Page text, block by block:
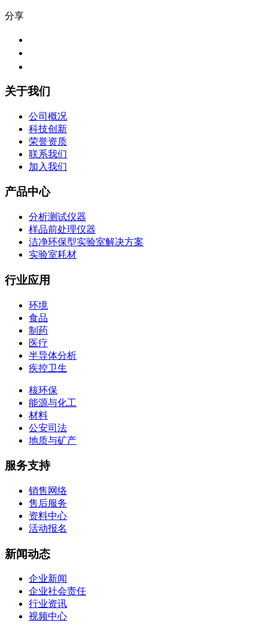
分享
关于我们
公司概况
科技创新
荣誉资质
联系我们
加入我们
产品中心
分析测试仪器
样品前处理仪器
洁净环保型实验室解决方案
实验室耗材
行业应用
环境
食品
制药
医疗
半导体分析
疾控卫生
核环保
能源与化工
材料
公安司法
地质与矿产
服务支持
销售网络
售后服务
资料中心
活动报名
新闻动态
企业新闻
企业社会责任
行业资讯
视频中心